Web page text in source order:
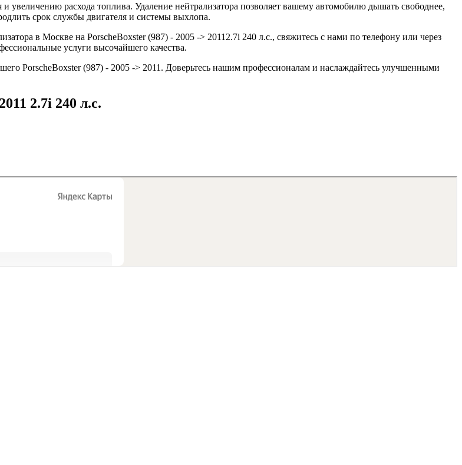
расхода топлива. Удаление нейтрализатора позволяет вашему автомобилю дышать свободнее,
срок службы двигателя и системы выхлопа.
в Москве на PorscheBoxster (987) - 2005 -> 20112.7i 240 л.с., свяжитесь с нами по телефону или через
услуги высочайшего качества.
PorscheBoxster (987) - 2005 -> 2011. Доверьтесь нашим профессионалам и наслаждайтесь улучшенными
2.7i 240 л.с.